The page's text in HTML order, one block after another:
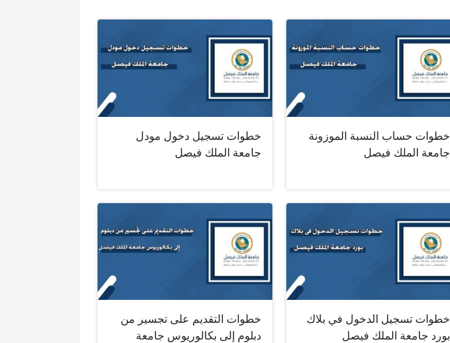
خطوات حساب النسبة الموزونة
جامعة الملك فيصل
خطوات تسجيل دخول مودل
جامعة الملك فيصل
خطوات تسجيل الدخول في بلاك
بورد جامعة الملك فيصل
خطوات التقديم على تجسير من
دبلوم إلى بكالوريوس جامعة